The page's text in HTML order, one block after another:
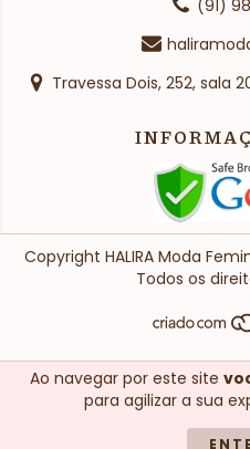
Ao navegar por este site
para agilizar a sua
(91)
Travessa Dois, 252, sala
Copyright HALIRA Moda
Todos os